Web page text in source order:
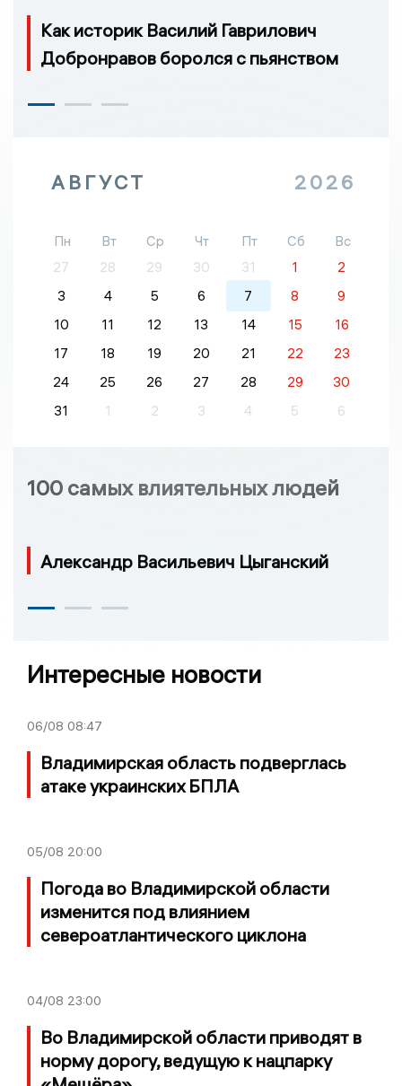
Как историк Василий Гаврилович
Добронравов боролся с пьянством
АВГУСТ 2026
Пн Вт Ср Чт Пт Сб
Вс
27
28 29 30 31 1
2
3
4 5 6 7 8
9
10
11 12 13 14 15
16
17
18 19 20 21 22
23
24
25 26 27 28 29
30
31
1 2 3 4 5 6
100 самых влиятельных людей
Александр Васильевич Цыганский
Интересные новости
06/08 08:47
Владимирская область подверглась
атаке украинских БПЛА
05/08 20:00
Погода во Владимирской области
изменится под влиянием
североатлантического циклона
04/08 23:00
Во Владимирской области приводят в
норму дорогу, ведущую к нацпарку